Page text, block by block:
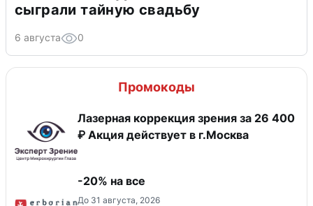
сыграли тайную свадьбу
6 августа 0
Промокоды
Лазерная коррекция зрения за 26 400
₽ Акция действует в г.Москва
-20% на все
До 31 августа, 2026